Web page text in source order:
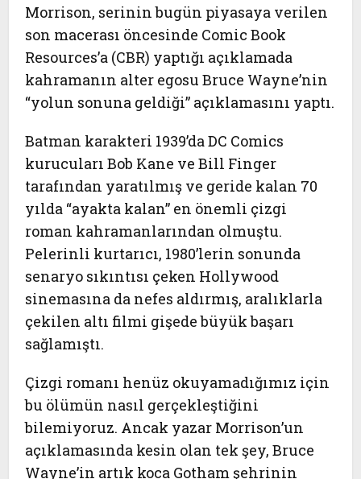
Morrison, serinin bugün piyasaya verilen
son macerası öncesinde Comic Book
Resources’a (CBR) yaptığı açıklamada
kahramanın alter egosu Bruce Wayne’nin
“yolun sonuna geldiği” açıklamasını yaptı.
Batman karakteri 1939’da DC Comics
kurucuları Bob Kane ve Bill Finger
tarafından yaratılmış ve geride kalan 70
yılda “ayakta kalan” en önemli çizgi
roman kahramanlarından olmuştu.
Pelerinli kurtarıcı, 1980’lerin sonunda
senaryo sıkıntısı çeken Hollywood
sinemasına da nefes aldırmış, aralıklarla
çekilen altı filmi gişede büyük başarı
sağlamıştı.
Çizgi romanı henüz okuyamadığımız için
bu ölümün nasıl gerçekleştiğini
bilemiyoruz. Ancak yazar Morrison’un
açıklamasında kesin olan tek şey, Bruce
Wayne’in artık koca Gotham şehrinin